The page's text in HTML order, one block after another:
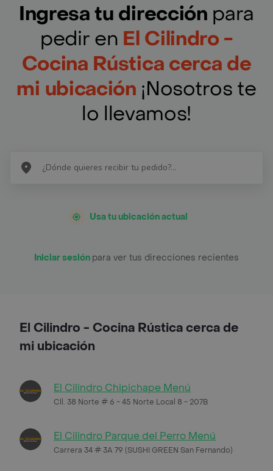
Ingresa tu dirección para
pedir en El Cilindro -
Cocina Rústica cerca de
mi ubicación ¡Nosotros te
lo llevamos!
Usa tu ubicación actual
Iniciar sesión para ver tus direcciones recientes
El Cilindro - Cocina Rústica cerca de
mi ubicación
El Cilindro Chipichape Menú
Cll. 38 Norte # 6 - 45 Norte Local 8 - 207B
El Cilindro Parque del Perro Menú
Carrera 34 # 3A 79 (SUSHI GREEN San Fernando)